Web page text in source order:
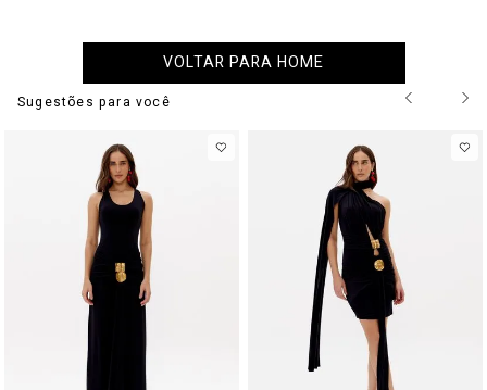
VOLTAR PARA HOME
Sugestões para você